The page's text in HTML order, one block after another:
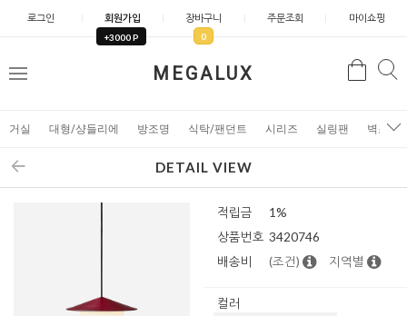
로그인 회원가입
+3000 P
장바구니
0
주문조회 마이쇼핑
MEGALUX
메
검
거실 대형/샹들리에 방조명 식탁/팬던트 시리즈 실링팬 벽조명
DETAIL VIEW
적립금
1%
상품번호 3420746
배송비
(조건) 지역별
컬러